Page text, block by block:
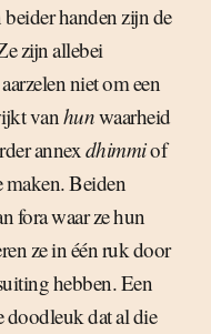
handen zijn de
zijn allebei
niet om een
vanhunwaarheid
annexdhimmiof
maken. Beiden
fora waar ze hun
ze in één ruk door
hebben. Een
doodleuk dat al die